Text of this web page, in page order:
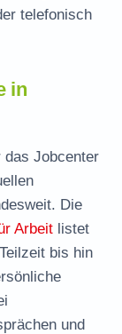
telefonisch
in
das Jobcenter
Die
Arbeit listet
bis hin
und